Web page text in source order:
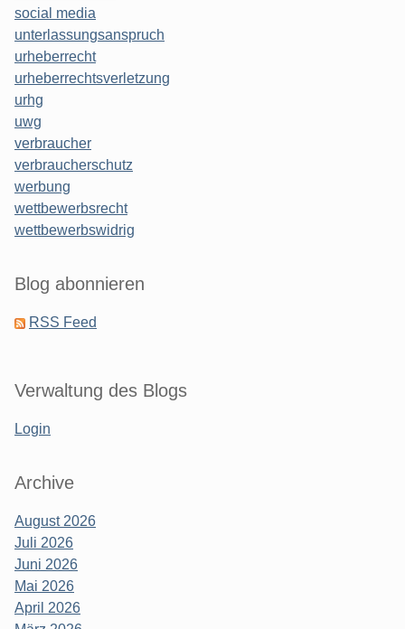
social media
unterlassungsanspruch
urheberrecht
urheberrechtsverletzung
urhg
uwg
verbraucher
verbraucherschutz
werbung
wettbewerbsrecht
wettbewerbswidrig
Blog abonnieren
RSS Feed
Verwaltung des Blogs
Login
Archive
August 2026
Juli 2026
Juni 2026
Mai 2026
April 2026